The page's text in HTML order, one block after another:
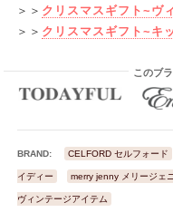
＞＞ クリスマスギフト~ヴ
＞＞ クリスマスギフト~キ
このブ
BRAND: CELFORD セルフォード
イディー merry jenny メリージェ
ヴィンテージアイテム